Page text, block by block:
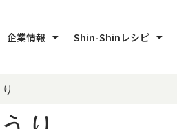
企業情報 Shin-Shinレシピ